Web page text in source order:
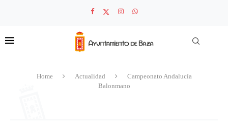
Home Actualidad
Campeonato Andalucía
Balonmano